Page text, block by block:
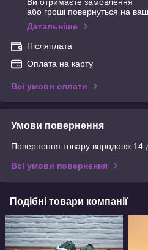
або гроші повернуться на
Детальніше
Післяплата
Оплата на карту
Всі умови оплати
Умови повернення
Повернення товару впродовж 14
Всі умови повернення
Подібні товари компанії